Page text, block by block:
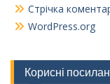
Стрічка
WordPress.org
Корисні